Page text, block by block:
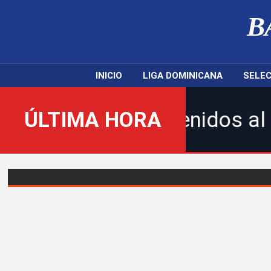
INICIO LIGA DOMINICANA
ÚLTIMA HORA
¡Bienvenidos al nuevo